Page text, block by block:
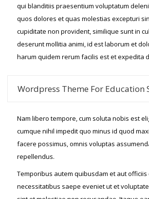
qui blanditiis praesentium voluptatum
quos dolores et quas molestias excepturi
cupiditate non provident, similique sunt in
deserunt mollitia animi, id est laborum et
harum quidem rerum facilis est et expedita
Wordpress Theme For Education
Nam libero tempore, cum soluta nobis est
cumque nihil impedit quo minus id quod
facere possimus, omnis voluptas
repellendus.
Temporibus autem quibusdam et aut
necessitatibus saepe eveniet ut et